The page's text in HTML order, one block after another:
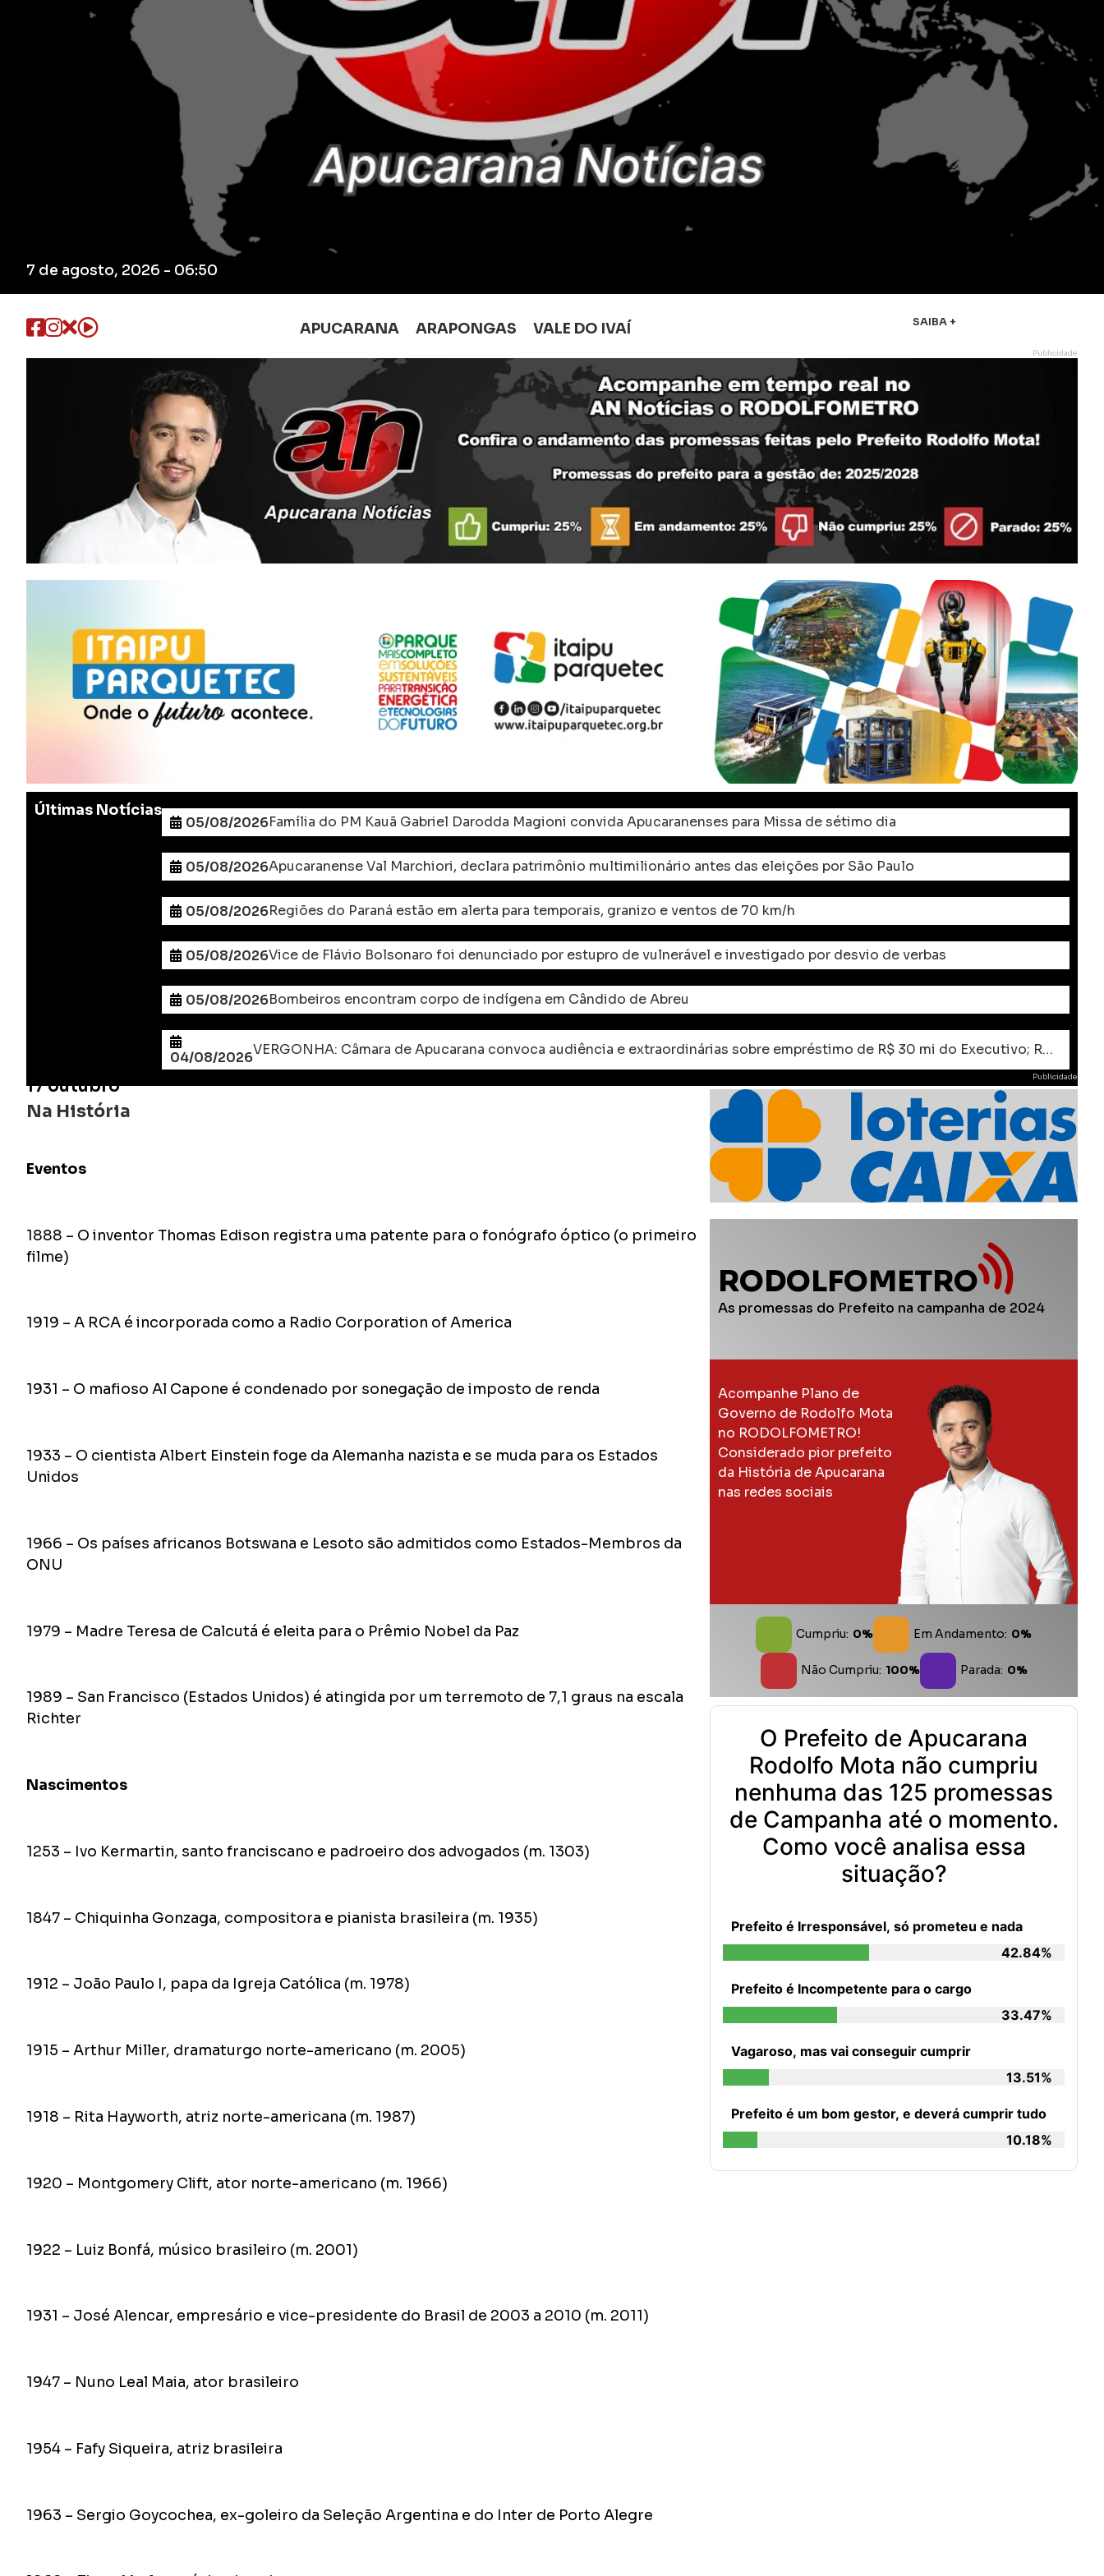
7 de agosto, 2026 - 06:50
APUCARANA ARAPONGAS VALE DO IVAÍ SAIBA +
Publicidade
Últimas Notícias
05/08/2026Família do PM Kauã Gabriel Darodda Magioni convida Apucaranenses para Missa de sétimo dia
05/08/2026Apucaranense Val Marchiori, declara patrimônio multimilionário antes das eleições por São Paulo
05/08/2026Regiões do Paraná estão em alerta para temporais, granizo e ventos de 70 km/h
05/08/2026Vice de Flávio Bolsonaro foi denunciado por estupro de vulnerável e investigado por desvio de verbas
05/08/2026Bombeiros encontram corpo de indígena em Cândido de Abreu
04/08/2026 VERGONHA: Câmara de Apucarana convoca audiência e extraordinárias sobre empréstimo de R$ 30 mi do Executivo; Rodolfo deve boicotar audiência Pública
17 outubro
Na História
Eventos
1888 – O inventor Thomas Edison registra uma patente para o fonógrafo óptico (o primeiro
filme)
1919 – A RCA é incorporada como a Radio Corporation of America
1931 – O mafioso Al Capone é condenado por sonegação de imposto de renda
1933 – O cientista Albert Einstein foge da Alemanha nazista e se muda para os Estados
Unidos
1966 – Os países africanos Botswana e Lesoto são admitidos como Estados-Membros da
ONU
1979 – Madre Teresa de Calcutá é eleita para o Prêmio Nobel da Paz
1989 – San Francisco (Estados Unidos) é atingida por um terremoto de 7,1 graus na escala
Richter
Nascimentos
1253 – Ivo Kermartin, santo franciscano e padroeiro dos advogados (m. 1303)
1847 – Chiquinha Gonzaga, compositora e pianista brasileira (m. 1935)
1912 – João Paulo I, papa da Igreja Católica (m. 1978)
1915 – Arthur Miller, dramaturgo norte-americano (m. 2005)
1918 – Rita Hayworth, atriz norte-americana (m. 1987)
1920 – Montgomery Clift, ator norte-americano (m. 1966)
1922 – Luiz Bonfá, músico brasileiro (m. 2001)
1931 – José Alencar, empresário e vice-presidente do Brasil de 2003 a 2010 (m. 2011)
1947 – Nuno Leal Maia, ator brasileiro
1954 – Fafy Siqueira, atriz brasileira
1963 – Sergio Goycochea, ex-goleiro da Seleção Argentina e do Inter de Porto Alegre
Publicidade
RODOLFOMETRO
As promessas do Prefeito na campanha de 2024
Acompanhe Plano de
Governo de Rodolfo Mota
no RODOLFOMETRO!
Considerado pior prefeito
da História de Apucarana
nas redes sociais
Cumpriu: 0% Em Andamento: 0%
Não Cumpriu: 100% Parada: 0%
O Prefeito de Apucarana
Rodolfo Mota não cumpriu
nenhuma das 125 promessas
de Campanha até o momento.
Como você analisa essa
situação?
Prefeito é Irresponsável, só prometeu e nada
42.84%
Prefeito é Incompetente para o cargo
33.47%
Vagaroso, mas vai conseguir cumprir
13.51%
Prefeito é um bom gestor, e deverá cumprir tudo
10.18%